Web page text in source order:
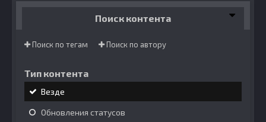
Поиск контента
Поиск по тегам Поиск по автору
Тип контента
Везде
Обновления статусов